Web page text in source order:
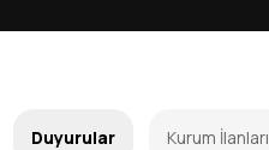
Duyurular Kurum İlanları